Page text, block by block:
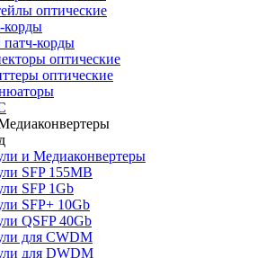
оптические
корды
патч-корды
оптические
оптические
и Медиаконвертеры
SFP 155MB
SFP 1Gb
SFP+ 10Gb
QSFP 40Gb
для CWDM
для DWDM